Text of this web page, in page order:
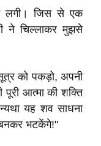
लगी। जिस से एक
ने चिल्लाकर मुझसे
को पकड़ो, अपनी
आत्मा की शक्ति
यह शव साधना
बनकर भटकेंगे!"